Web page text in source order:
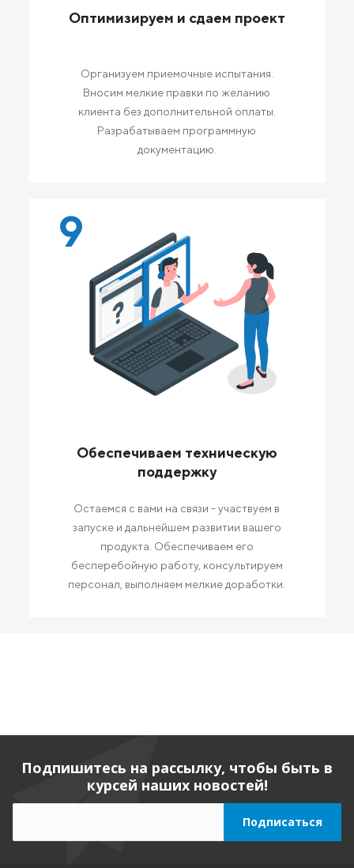
Оптимизируем и сдаем проект
Организуем приемочные испытания.
Вносим мелкие правки по желанию
клиента без дополнительной оплаты.
Разрабатываем программную
документацию.
9
Обеспечиваем техническую
поддержку
Остаемся с вами на связи - участвуем в
запуске и дальнейшем развитии вашего
продукта. Обеспечиваем его
бесперебойную работу, консультируем
персонал, выполняем мелкие доработки.
Подпишитесь на рассылку, чтобы быть в
курсей наших новостей!